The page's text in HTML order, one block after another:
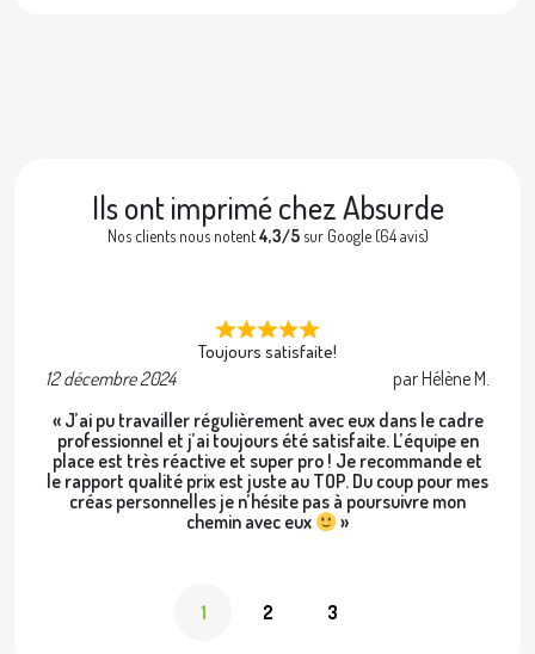
Ils ont imprimé chez Absurde
Nos clients nous notent4,3/5sur Google (64 avis)
Toujours satisfaite!
12 décembre 2024
par Hélène M.
« J’ai pu travailler régulièrement avec eux dans le cadre
professionnel et j’ai toujours été satisfaite. L’équipe en
place est très réactive et super pro ! Je recommande et
le rapport qualité prix est juste au TOP. Du coup pour mes
créas personnelles je n’hésite pas à poursuivre mon
chemin avec eux
»
1 2 3